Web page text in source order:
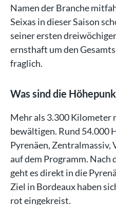
Namen der Branche
Seixas in dieser Saison
seiner ersten
ernsthaft um den
fraglich.
Was sind die
Mehr als 3.300 Kilometer
bewältigen. Rund 54.000
Pyrenäen, Zentralmassiv,
auf dem Programm. Nach
geht es direkt in die
Ziel in Bordeaux haben
rot eingekreist.